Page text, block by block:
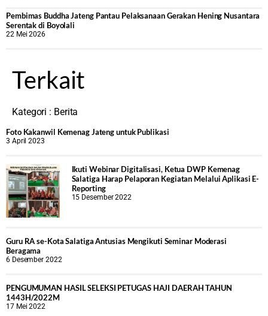
‎Pembimas Buddha Jateng Pantau Pelaksanaan Gerakan Hening Nusantara
Serentak di Boyolali
22 Mei 2026
Terkait
Kategori : Berita
Foto Kakanwil Kemenag Jateng untuk Publikasi
3 April 2023
Ikuti Webinar Digitalisasi, Ketua DWP Kemenag
Salatiga Harap Pelaporan Kegiatan Melalui Aplikasi E-
Reporting
15 Desember 2022
Guru RA se-Kota Salatiga Antusias Mengikuti Seminar Moderasi
Beragama
6 Desember 2022
PENGUMUMAN HASIL SELEKSI PETUGAS HAJI DAERAH TAHUN
1443H/2022M
17 Mei 2022